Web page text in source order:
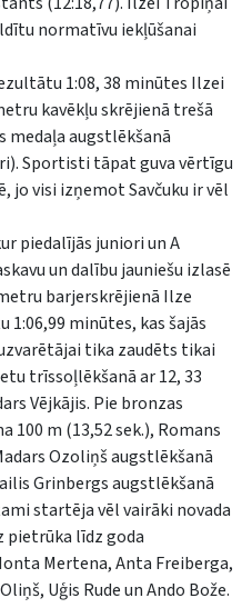
normatīvu iekļūšanai
1:08, 38 minūtes Ilzei
kavēkļu skrējienā trešā
augstlēkšanā
Sportisti tāpat guva vērtīgu
jo visi izņemot Savčuku ir vēl
piedalījās juniori un A
un dalību jauniešu izlasē
barjerskrējienā Ilze
minūtes, kas šajās
tika zaudēts tikai
trīssoļlēkšanā ar 12, 33
Vējkājis. Pie bronzas
100 m (13,52 sek.), Romans
Ozoliņš augstlēkšanā
Grinbergs augstlēkšanā
startēja vēl vairāki novada
līdz goda
Mertena, Anta Freiberga,
Uģis Rude un Ando Bože.